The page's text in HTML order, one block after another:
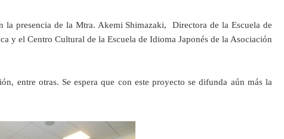
presencia de la Mtra. Akemi Shimazaki, Directora de la Escuela de
y el Centro Cultural de la Escuela de Idioma Japonés de la Asociación
entre otras. Se espera que con este proyecto se difunda aún más la